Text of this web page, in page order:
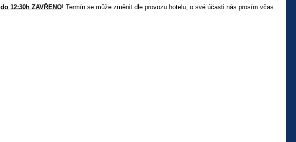
do 12:30h ZAVŘENO! Termín se může změnit dle provozu hotelu, o své účasti nás prosím včas